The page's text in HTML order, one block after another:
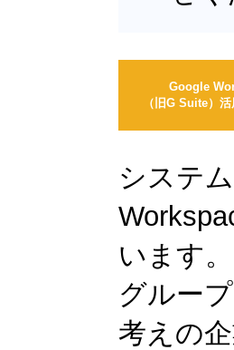
Google
（旧G Suite）
システ
います。
グルー
考えの